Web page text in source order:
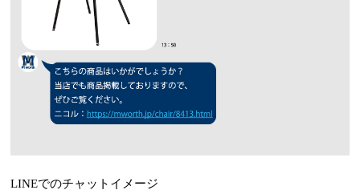
LINEでのチャットイメージ